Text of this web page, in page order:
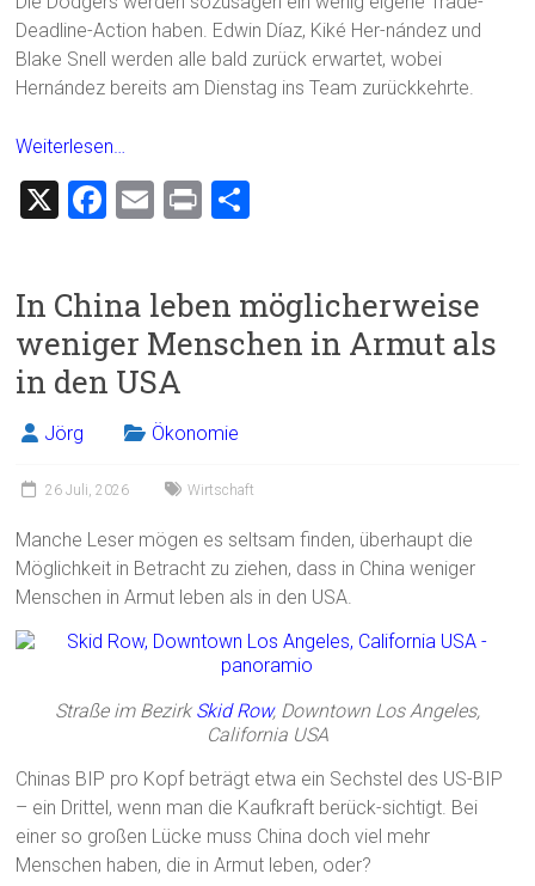
Deadline-Action haben. Edwin Díaz, Kiké Her-nández und
Blake Snell werden alle bald zurück erwartet, wobei
Hernández bereits am Dienstag ins Team zurückkehrte.
Weiterlesen…
X
F
b
o
ok
E
l
Pr
n
In China leben möglicherweise
weniger Menschen in Armut als
in den USA
Jörg Ökonomie
26 Juli, 2026 Wirtschaft
Manche Leser mögen es seltsam finden, überhaupt die
Möglichkeit in Betracht zu ziehen, dass in China weniger
Menschen in Armut leben als in den USA.
Straße im Bezirk Skid Row, Downtown Los Angeles,
California USA
Chinas BIP pro Kopf beträgt etwa ein Sechstel des US-BIP
– ein Drittel, wenn man die Kaufkraft berück-sichtigt. Bei
einer so großen Lücke muss China doch viel mehr
Menschen haben, die in Armut leben, oder?